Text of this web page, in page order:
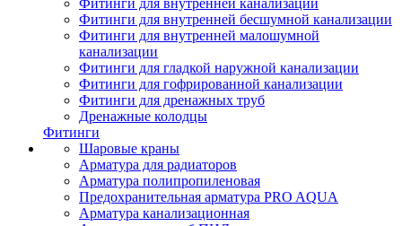
Фитинги для внутренней канализации
Фитинги для внутренней бесшумной канализации
Фитинги для внутренней малошумной
канализации
Фитинги для гладкой наружной канализации
Фитинги для гофрированной канализации
Фитинги для дренажных труб
Дренажные колодцы
Фитинги
Шаровые краны
Арматура для радиаторов
Арматура полипропиленовая
Предохранительная арматура PRO AQUA
Арматура канализационная